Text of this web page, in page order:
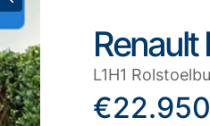
Renault
L1H1
€22.950